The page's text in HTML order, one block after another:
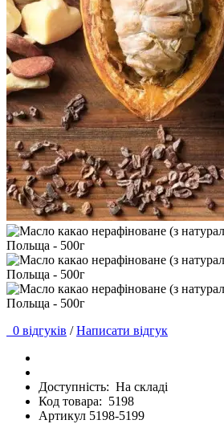
0 відгуків / Написати відгук
Доступність: На складі
Код товара: 5198
Артикул 5198-5199